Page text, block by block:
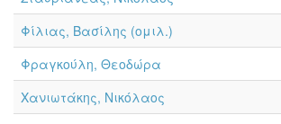
Φίλιας, Βασίλης (ομιλ.)
Φραγκούλη, Θεοδώρα
Χανιωτάκης, Νικόλαος